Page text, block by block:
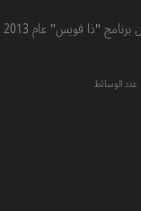
عدد الوسائط